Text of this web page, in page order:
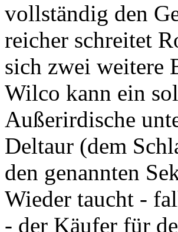
vollständig den
reicher schreitet
sich zwei weitere
Wilco kann ein
Außerirdische
Deltaur (dem
den genannten
Wieder taucht -
- der Käufer für